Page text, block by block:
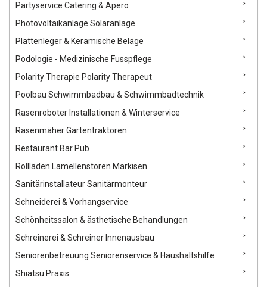
Partyservice Catering & Apero
Photovoltaikanlage Solaranlage
Plattenleger & Keramische Beläge
Podologie - Medizinische Fusspflege
Polarity Therapie Polarity Therapeut
Poolbau Schwimmbadbau & Schwimmbadtechnik
Rasenroboter Installationen & Winterservice
Rasenmäher Gartentraktoren
Restaurant Bar Pub
Rollläden Lamellenstoren Markisen
Sanitärinstallateur Sanitärmonteur
Schneiderei & Vorhangservice
Schönheitssalon & ästhetische Behandlungen
Schreinerei & Schreiner Innenausbau
Seniorenbetreuung Seniorenservice & Haushaltshilfe
Shiatsu Praxis